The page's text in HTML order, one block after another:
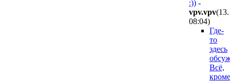
:)) -
vpv.vpv
08:04)
Где-
то
здесь
Всё,
кроме